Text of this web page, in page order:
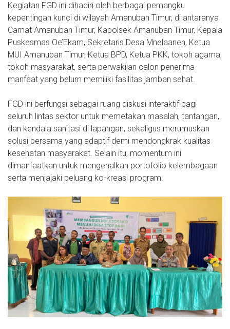
Kegiatan FGD ini dihadiri oleh berbagai pemangku
kepentingan kunci di wilayah Amanuban Timur, di antaranya
Camat Amanuban Timur, Kapolsek Amanuban Timur, Kepala
Puskesmas Oe’Ekam, Sekretaris Desa Mnelaanen, Ketua
MUI Amanuban Timur, Ketua BPD, Ketua PKK, tokoh agama,
tokoh masyarakat, serta perwakilan calon penerima
manfaat yang belum memiliki fasilitas jamban sehat.
FGD ini berfungsi sebagai ruang diskusi interaktif bagi
seluruh lintas sektor untuk memetakan masalah, tantangan,
dan kendala sanitasi di lapangan, sekaligus merumuskan
solusi bersama yang adaptif demi mendongkrak kualitas
kesehatan masyarakat. Selain itu, momentum ini
dimanfaatkan untuk mengenalkan portofolio kelembagaan
serta menjajaki peluang ko-kreasi program.